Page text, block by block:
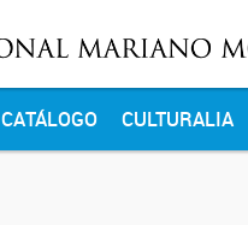
CATÁLOGO CULTURALIA